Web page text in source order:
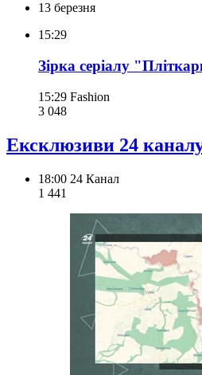
13 березня
15:29
Зірка серіалу
15:29 Fashion
3 048
Ексклюзиви 24
18:00 24 Канал
1 441